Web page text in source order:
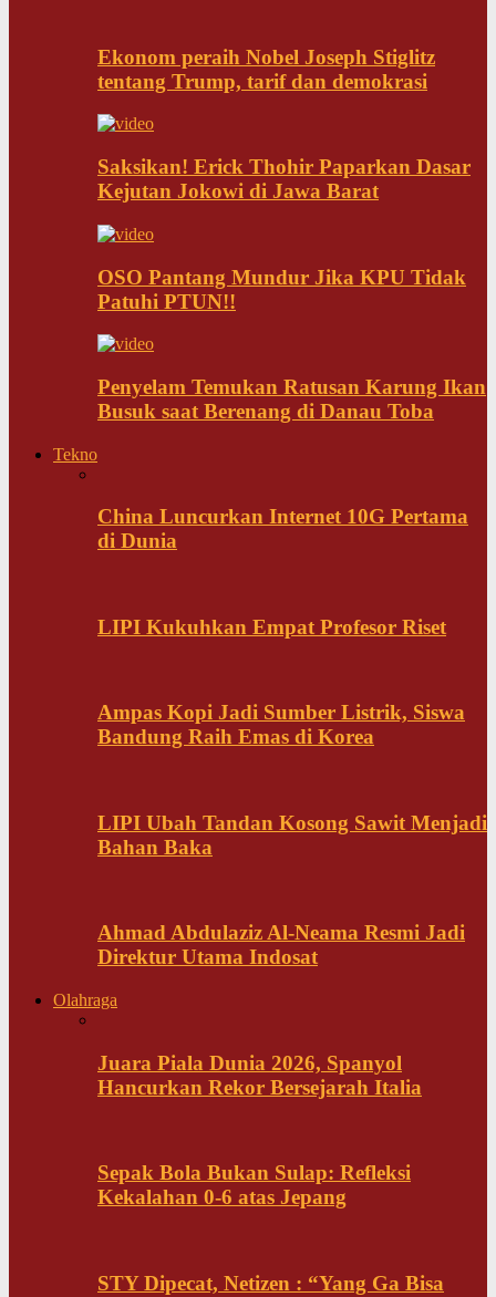
Ekonom peraih Nobel Joseph Stiglitz
tentang Trump, tarif dan demokrasi
Saksikan! Erick Thohir Paparkan Dasar
Kejutan Jokowi di Jawa Barat
OSO Pantang Mundur Jika KPU Tidak
Patuhi PTUN!!
Penyelam Temukan Ratusan Karung Ikan
Busuk saat Berenang di Danau Toba
Tekno
China Luncurkan Internet 10G Pertama
di Dunia
LIPI Kukuhkan Empat Profesor Riset
Ampas Kopi Jadi Sumber Listrik, Siswa
Bandung Raih Emas di Korea
LIPI Ubah Tandan Kosong Sawit Menjadi
Bahan Baka
Ahmad Abdulaziz Al-Neama Resmi Jadi
Direktur Utama Indosat
Olahraga
Juara Piala Dunia 2026, Spanyol
Hancurkan Rekor Bersejarah Italia
Sepak Bola Bukan Sulap: Refleksi
Kekalahan 0-6 atas Jepang
STY Dipecat, Netizen : “Yang Ga Bisa